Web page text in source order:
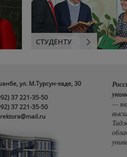
СТУДЕНТУ
ул. М.Турсун-заде, 30
37 221-35-50
37 221-35-50
—